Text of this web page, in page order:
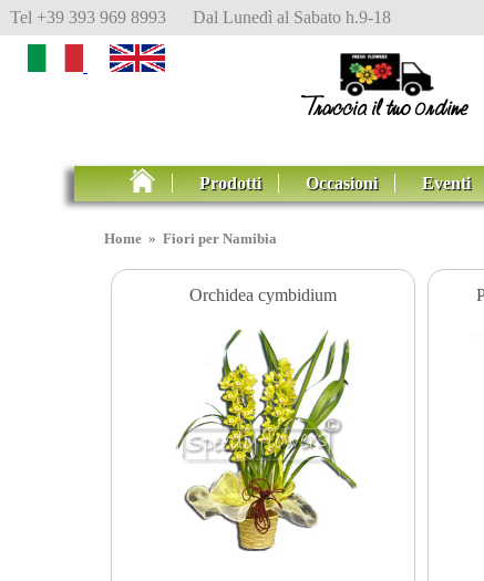
Tel +39 393 969 8993 Dal Lunedì al Sabato h.9-18
Prodotti Occasioni Eventi
Home »Fiori per Namibia
Orchidea cymbidium